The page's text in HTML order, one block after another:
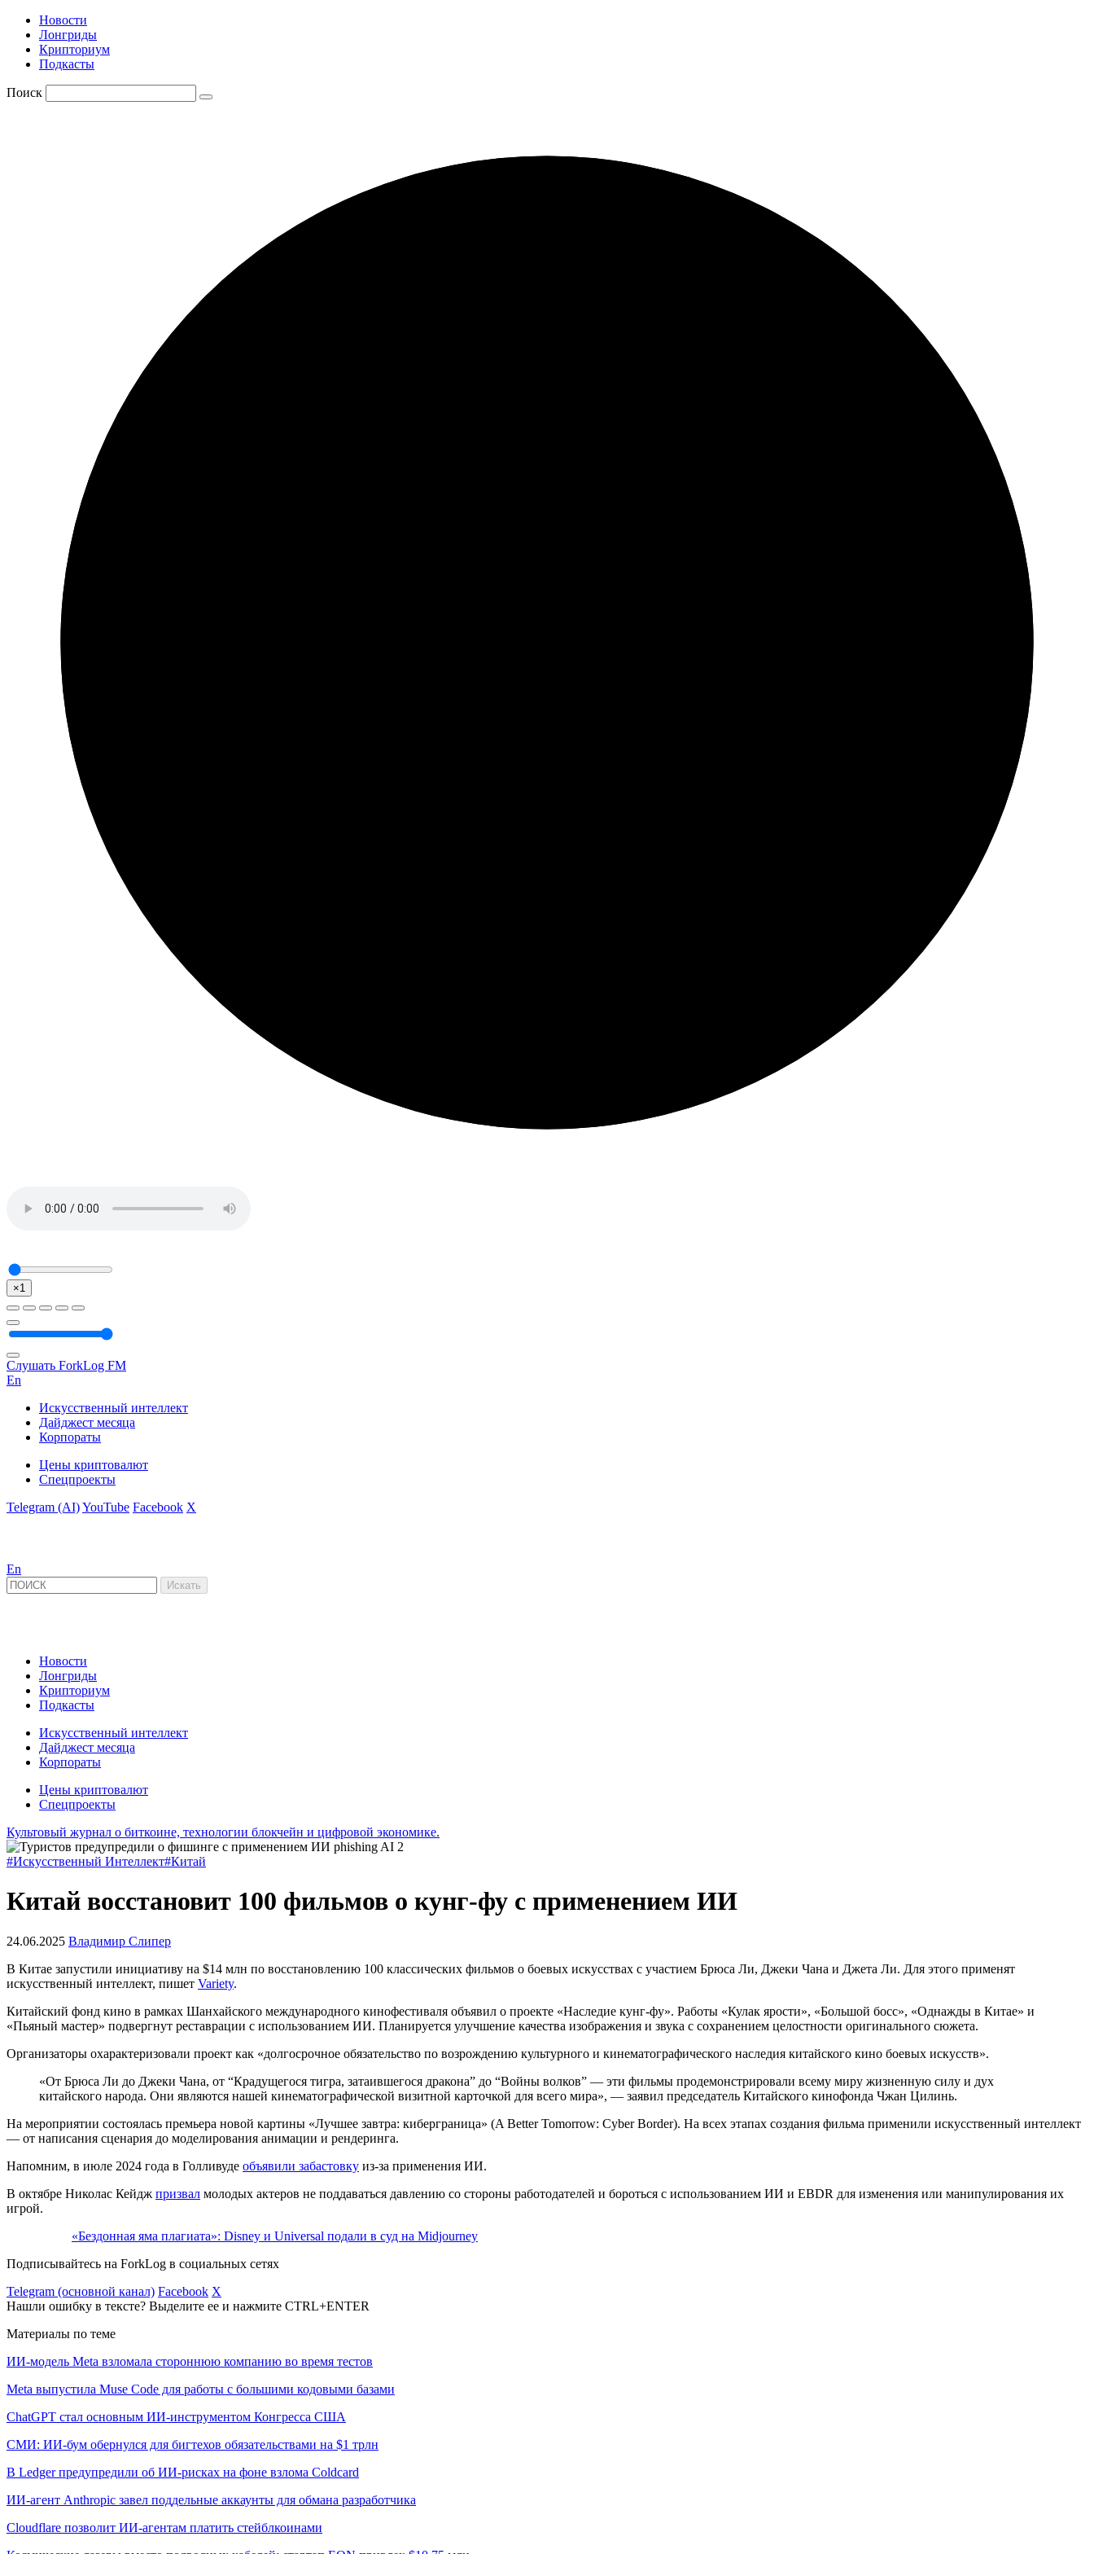
Новости
Лонгриды
Крипториум
Подкасты
Поиск
×1
Слушать ForkLog FM
En
Искусственный интеллект
Дайджест месяца
Корпораты
Цены криптовалют
Спецпроекты
Telegram (AI)YouTube Facebook X
En
Новости
Лонгриды
Крипториум
Подкасты
Искусственный интеллект
Дайджест месяца
Корпораты
Цены криптовалют
Спецпроекты
Культовый журнал о биткоине, технологии блокчейн и цифровой экономике.
#Искусственный Интеллект#Китай
Китай восстановит 100 фильмов о кунг-фу с применением ИИ
24.06.2025 Владимир Слипер
В Китае запустили инициативу на $14 млн по восстановлению 100 классических фильмов о боевых искусствах с участием Брюса Ли, Джеки Чана и Джета Ли. Для этого применят
искусственный интеллект, пишет Variety.
Китайский фонд кино в рамках Шанхайского международного кинофестиваля объявил о проекте «Наследие кунг-фу». Работы «Кулак ярости», «Большой босс», «Однажды в Китае» и
«Пьяный мастер» подвергнут реставрации с использованием ИИ. Планируется улучшение качества изображения и звука с сохранением целостности оригинального сюжета.
Организаторы охарактеризовали проект как «долгосрочное обязательство по возрождению культурного и кинематографического наследия китайского кино боевых искусств».
«От Брюса Ли до Джеки Чана, от “Крадущегося тигра, затаившегося дракона” до “Войны волков” — эти фильмы продемонстрировали всему миру жизненную силу и дух
китайского народа. Они являются нашей кинематографической визитной карточкой для всего мира», — заявил председатель Китайского кинофонда Чжан Цилинь.
На мероприятии состоялась премьера новой картины «Лучшее завтра: киберграница» (A Better Tomorrow: Cyber Border). На всех этапах создания фильма применили искусственный интеллект
— от написания сценария до моделирования анимации и рендеринга.
Напомним, в июле 2024 года в Голливуде объявили забастовку из-за применения ИИ.
В октябре Николас Кейдж призвал молодых актеров не поддаваться давлению со стороны работодателей и бороться с использованием ИИ и EBDR для изменения или манипулирования их
игрой.
«Бездонная яма плагиата»: Disney и Universal подали в суд на Midjourney
Подписывайтесь на ForkLog в социальных сетях
Telegram (основной канал) Facebook X
Нашли ошибку в тексте? Выделите ее и нажмите CTRL+ENTER
Материалы по теме
ИИ-модель Meta взломала стороннюю компанию во время тестов
Meta выпустила Muse Code для работы с большими кодовыми базами
ChatGPT стал основным ИИ-инструментом Конгресса США
СМИ: ИИ-бум обернулся для бигтехов обязательствами на $1 трлн
В Ledger предупредили об ИИ-рисках на фоне взлома Coldcard
ИИ-агент Anthropic завел поддельные аккаунты для обмана разработчика
Cloudflare позволит ИИ-агентам платить стейблкоинами